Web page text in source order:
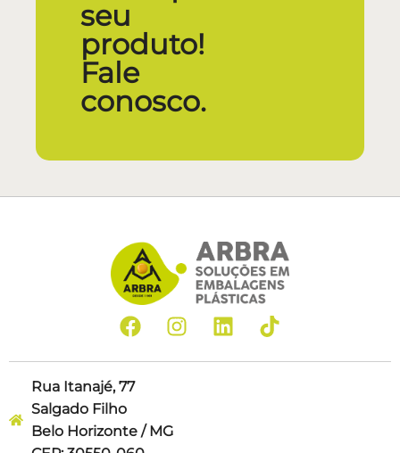
seu
produto!
Fale
conosco.
Rua Itanajé, 77
Salgado Filho
Belo Horizonte / MG